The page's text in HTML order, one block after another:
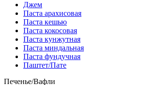
Джем
Паста арахисовая
Паста кешью
Паста кокосовая
Паста кунжутная
Паста миндальная
Паста фундучная
Паштет/Пате
Печенье/Вафли